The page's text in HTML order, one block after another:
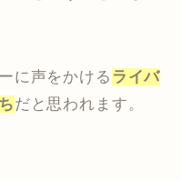
に声をかける ライバ
だと思われます。